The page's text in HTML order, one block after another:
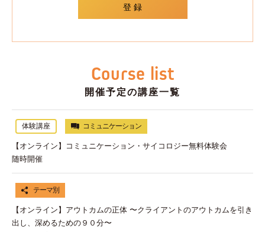
Course list
開催予定の講座一覧
体験講座 コミュニケーション
【オンライン】コミュニケーション・サイコロジー無料体験会
随時開催
テーマ別
【オンライン】アウトカムの正体 〜クライアントのアウトカムを引き
出し、深めるための９０分〜